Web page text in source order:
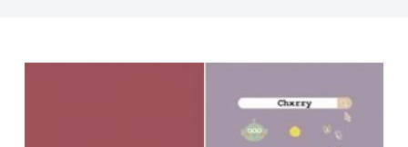
t